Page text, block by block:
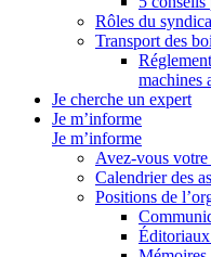
Rôles du
Transport des
machines
Je cherche un expert
Je m’informe
Je m’informe
Avez-vous
Calendrier des
Positions de